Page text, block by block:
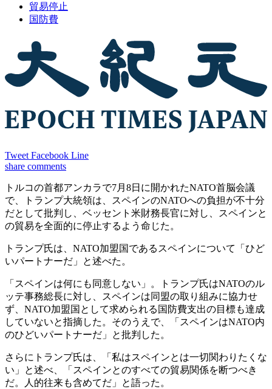
貿易停止
国防費
Tweet Facebook Line
share comments
トルコの首都アンカラで7月8日に開かれたNATO首脳会議
で、トランプ大統領は、スペインのNATOへの負担が不十分
だとして批判し、ベッセント米財務長官に対し、スペインと
の貿易を全面的に停止するよう命じた。
トランプ氏は、NATO加盟国であるスペインについて「ひど
いパートナーだ」と述べた。
「スペインは何にも同意しない」。トランプ氏はNATOのル
ッテ事務総長に対し、スペインは同盟の取り組みに協力せ
ず、NATO加盟国として求められる国防費支出の目標も達成
していないと指摘した。そのうえで、「スペインはNATO内
のひどいパートナーだ」と批判した。
さらにトランプ氏は、「私はスペインとは一切関わりたくな
い」と述べ、「スペインとのすべての貿易関係を断つべき
だ。人的往来も含めてだ」と語った。